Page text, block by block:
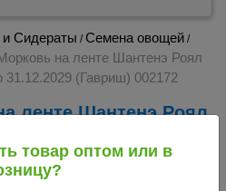
Сидераты /Семена овощей /
на ленте Шантенэ Роял
31.12.2029 (Гавриш) 002172
002172
товар оптом или в